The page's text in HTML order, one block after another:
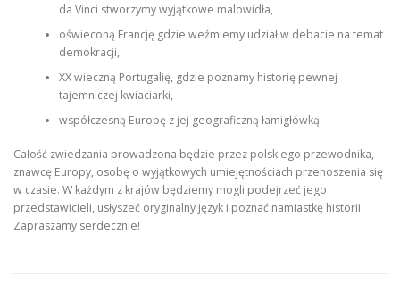
da Vinci stworzymy wyjątkowe malowidła,
oświeconą Francję gdzie weźmiemy udział w debacie na temat
demokracji,
XX wieczną Portugalię, gdzie poznamy historię pewnej
tajemniczej kwiaciarki,
współczesną Europę z jej geograficzną łamigłówką.
Całość zwiedzania prowadzona będzie przez polskiego przewodnika,
znawcę Europy, osobę o wyjątkowych umiejętnościach przenoszenia się
w czasie. W każdym z krajów będziemy mogli podejrzeć jego
przedstawicieli, usłyszeć oryginalny język i poznać namiastkę historii.
Zapraszamy serdecznie!